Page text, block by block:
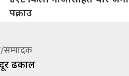
पक्राउ
ढकाल